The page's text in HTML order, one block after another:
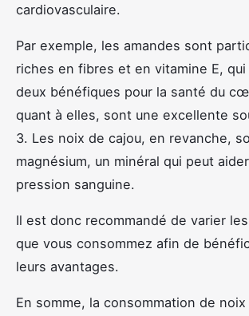
cardiovasculaire.
Par exemple, les amandes sont
riches en fibres et en vitamine E,
deux bénéfiques pour la santé du
quant à elles, sont une excellente
3. Les noix de cajou, en revanche,
magnésium, un minéral qui peut
pression sanguine.
Il est donc recommandé de varier
que vous consommez afin de
leurs avantages.
En somme, la consommation de